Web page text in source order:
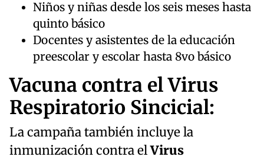
Niños y niñas desde los seis meses hasta
quinto básico
Docentes y asistentes de la educación
preescolar y escolar hasta 8vo básico
Vacuna contra el Virus
Respiratorio Sincicial:
La campaña también incluye la
inmunización contra elVirus